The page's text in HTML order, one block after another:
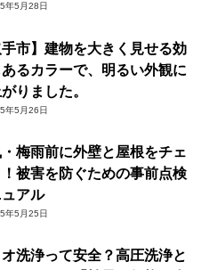
年5月28日
手市】建物を大きく見せる効
るカラーで、明るい外観に
りました。
年5月26日
梅雨前に外壁と屋根をチェ
！被害を防ぐための事前点検
アル
年5月25日
洗浄って安全？高圧洗浄と